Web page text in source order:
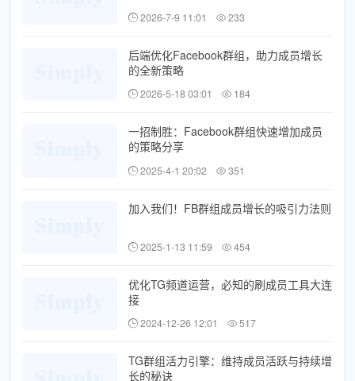
2026-7-9 11:01 233
后端优化Facebook群组，助力成员增长
的全新策略
2026-5-18 03:01 184
一招制胜：Facebook群组快速增加成员
的策略分享
2025-4-1 20:02 351
加入我们！FB群组成员增长的吸引力法则
2025-1-13 11:59 454
优化TG频道运营，必知的刷成员工具大连
接
2024-12-26 12:01 517
TG群组活力引擎：维持成员活跃与持续增
长的秘诀